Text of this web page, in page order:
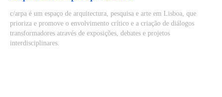
c/arpa é um espaço de arquitectura, pesquisa e arte em Lisboa, que
prioriza e promove o envolvimento crítico e a criação de diálogos
transformadores através de exposições, debates e projetos
interdisciplinares.